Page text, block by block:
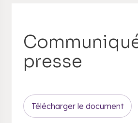
presse
Télécharger le document